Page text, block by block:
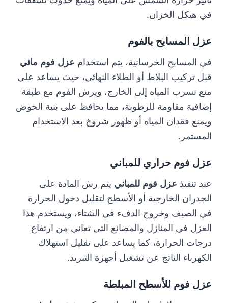
في هيكل الخزان.
عزل المسابح بالفوم
في المسابح الخرسانية، يتم استخدام عزل فوم مائي
قبل تركيب البلاط أو الطلاء النهائي، حيث يساعد على
منع تسرب المياه إلى الخارج، ويرش الفوم مع طبقة
إضافية مقاومة للرطوبة، مما يحافظ على بنية الحوض
ويمنع فقدان المياه أو ظهور شروخ بعد الاستخدام
المستمر.
عزل فوم حراري للمباني
عند تنفيذ عزل فوم للمباني يتم رش المادة على
الجدران الخارجية أو الأسطح لتقليل دخول الحرارة
في الصيف وخروج الدفء في الشتاء، ويستخدم هذا
العزل في المنازل والمصانع التي تعاني من ارتفاع
درجات الحرارة، كما يساعد على تقليل استهلاك
الكهرباء الناتج عن تشغيل أجهزة التبريد.
عزل فوم للأسطح المبلطة